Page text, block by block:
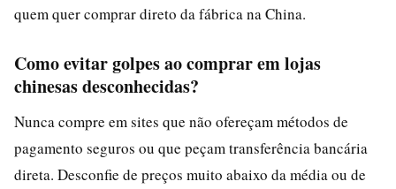
quem quer comprar direto da fábrica na China.
Como evitar golpes ao comprar em lojas
chinesas desconhecidas?
Nunca compre em sites que não ofereçam métodos de
pagamento seguros ou que peçam transferência bancária
direta. Desconfie de preços muito abaixo da média ou de